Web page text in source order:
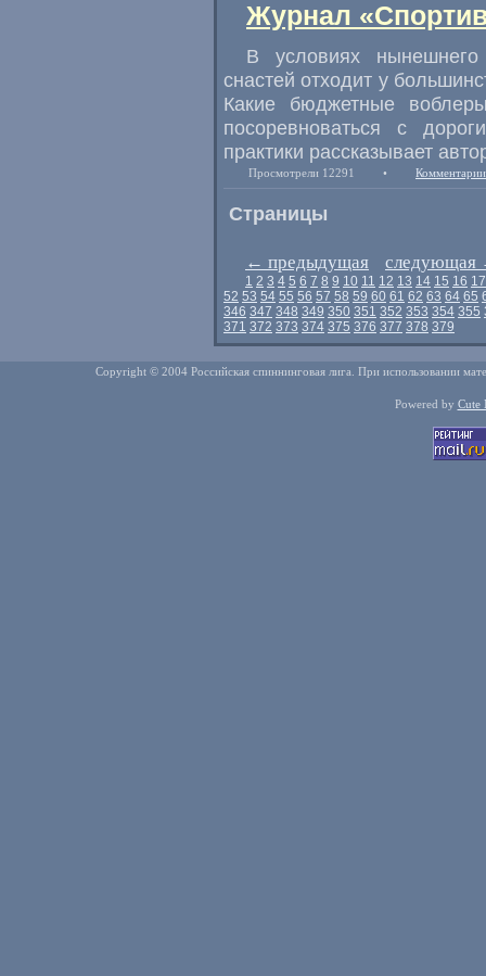
Журнал
В условиях нынешнего
снастей отходит у
Какие бюджетные
посоревноваться с
практики рассказывает
Просмотрели 12291 •
Страницы
← предыдущая следующая
1 2 3 4 5 6 7 8 9 10 11 12 13 14 15 16 17
52 53 54 55 56 57 58 59 60 61 62 63 64 65
346 347 348 349 350 351 352 353 354 355
371 372 373 374 375 376 377 378 379
Copyright © 2004 Российская спиннинговая лига. При использовании
Powered by Cute